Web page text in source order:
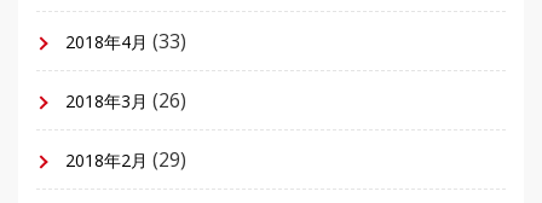
2018年4月 (33)
2018年3月 (26)
2018年2月 (29)